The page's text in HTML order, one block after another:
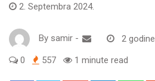
2. Septembra 2024.
By samir - 2 godine
0 557 1 minute read